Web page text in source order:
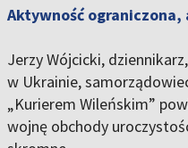
Aktywność ograniczona,
Jerzy Wójcicki,
w Ukrainie,
„Kurierem Wileńskim”
wojnę obchody